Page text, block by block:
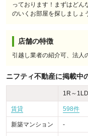
っております！まずはどん
のいくお部屋を探しましょ
店舗の特徴
引越し業者の紹介可、法人
ニフティ不動産に掲載中
1R～
賃貸 598件
新築マンション -